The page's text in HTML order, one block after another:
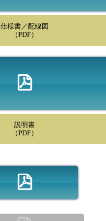
仕様書／配線図
（PDF）
説明書
（PDF）